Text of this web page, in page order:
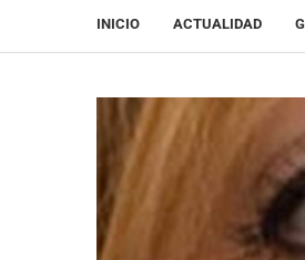
INICIO ACTUALIDAD